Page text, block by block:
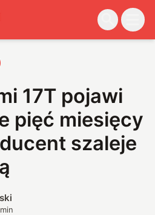
17T pojawi
pięć miesięcy
szaleje
min